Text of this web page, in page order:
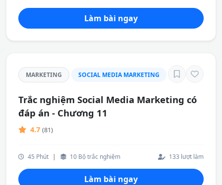
Làm bài ngay
MARKETING SOCIAL MEDIA MARKETING
Trắc nghiệm Social Media Marketing có
đáp án - Chương 11
4.7 (81)
45 Phút | 10 Bộ trắc nghiệm 133 lượt làm
Làm bài ngay